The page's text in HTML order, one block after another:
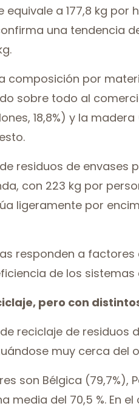
equivale a 177,8 kg
una tendencia
composición por
sobre todo al
18,8%) y la
residuos de
con 223 kg por
ligeramente por
responden a
de los
pero con
reciclaje de residuos
muy cerca del
son Bélgica (79,7%),
media del 70,5 %. En